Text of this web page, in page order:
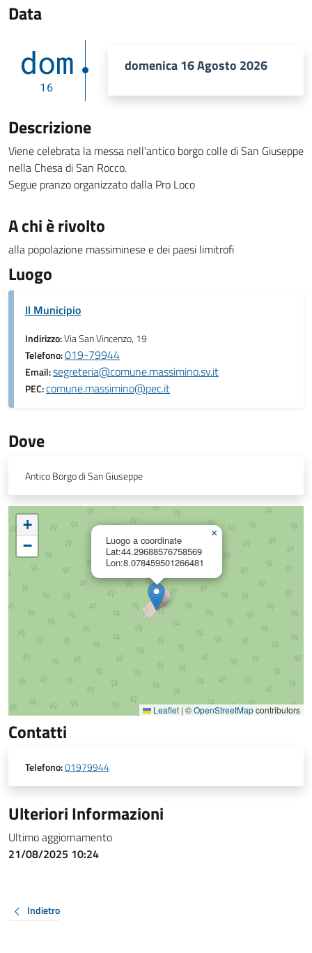
Data
dom
16
domenica 16 Agosto 2026
Descrizione
Viene celebrata la messa nell'antico borgo colle di San Giuseppe
nella Chesa di San Rocco.
Segue pranzo organizzato dalla Pro Loco
A chi è rivolto
alla popolazione massiminese e dei paesi limitrofi
Luogo
Il Municipio
Indirizzo:Via San Vincenzo, 19
Telefono:019-79944
Email:segreteria@comune.massimino.sv.it
PEC:comune.massimino@pec.it
Dove
Antico Borgo di San Giuseppe
Luogo a coordinate
Lat:44.29688576758569
Lon:8.078459501266481
×
+
−
Leaflet | ©OpenStreetMapcontributors
Contatti
Telefono:01979944
Ulteriori Informazioni
Ultimo aggiornamento
21/08/2025 10:24
Indietro